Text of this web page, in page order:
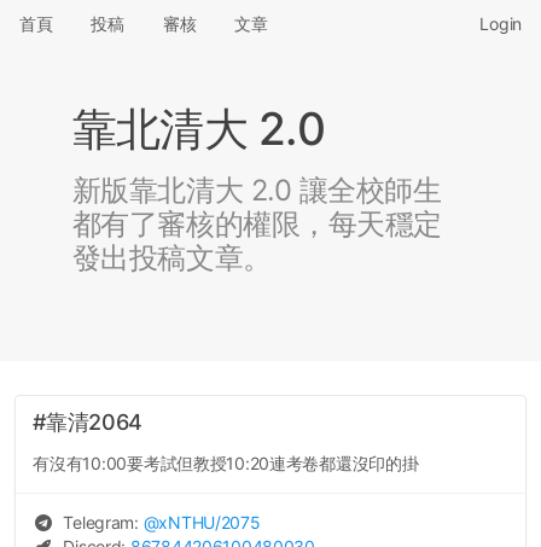
首頁 投稿 審核 文章 Login
靠北清大 2.0
新版靠北清大 2.0 讓全校師生
都有了審核的權限，每天穩定
發出投稿文章。
#靠清2064
有沒有10:00要考試但教授10:20連考卷都還沒印的掛
Telegram: @xNTHU/2075